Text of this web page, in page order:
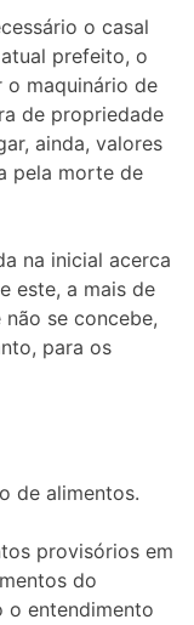
o casal
prefeito, o
o maquinário de
de propriedade
ainda, valores
pela morte de
na inicial acerca
este, a mais de
se concebe,
para os
de alimentos.
provisórios em
do
o entendimento